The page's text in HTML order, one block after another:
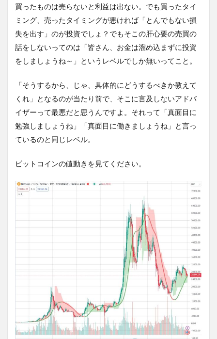
買ったものは売らないと利益は出ない。でも買ったタイ
ミング、売ったタイミングが悪ければ「とんでもない損
失を出す」のが投資でしょ？でもそこの肝心要の売買の
話をしないってのは「皆さん、お金は溜め込まずに投資
をしましょうね～」というレベルでしか無いってこと。
「そうするから、じゃ、具体的にどうするべきか教えて
くれ」となるのが当たり前で、そこに言及しないアドバ
イザーって最悪だと思うんですよ。それって「真面目に
勉強しましょうね」「真面目に働きましょうね」と言っ
ているのと同じレベル。
ビットコインの値動きを見てください。